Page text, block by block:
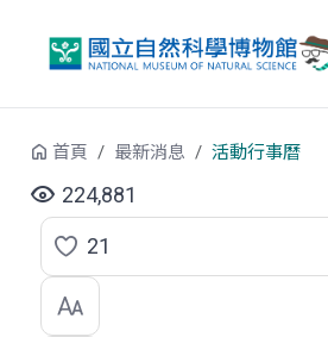
首頁 最新消息 活動行事曆
224,881
點
選
21